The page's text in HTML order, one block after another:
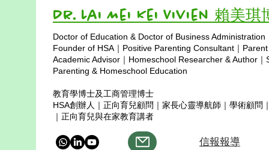
容。每天写不完的功课，让她的心
一天，她轻轻对妈妈说：“妈
妈……我在学校不开心了。”“我能
不能在家学习？”那不是任性，而
救。从那以后，Paris 正式踏上了
在家自学的道路，走向属于自己的
成长节奏。Paris 的妈妈赖博士听
见女儿的心声，没有像许多家
from
Education
Education
HSA
Copyright ©
Dr. Lai Mei Kei Vivien 賴美琪
Doctor of Education & Doctor of Business Administration
Founder of HSA｜Positive Parenting Consultant｜
Academic Advisor｜Homeschool Researcher & Author
Parenting & Homeschool Education
教育學博士及工商管理博士
HSA創辦人｜正向育兒顧問｜家長心靈導航師｜學術顧問
｜正向育兒與在家教育講者
信報報導